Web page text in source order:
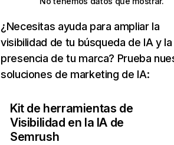
¿Necesitas ayuda para ampliar la
visibilidad de tu búsqueda de IA y la
presencia de tu marca? Prueba
soluciones de marketing de IA:
Kit de herramientas de
Visibilidad en la IA de
Semrush